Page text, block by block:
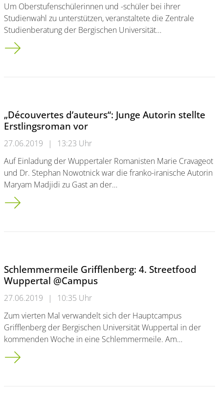
Um Oberstufenschülerinnen und -schüler bei ihrer
Studienwahl zu unterstützen, veranstaltete die Zentrale
Studienberatung der Bergischen Universität…
Langer Abend für Studieninteressierte
„Découvertes d’auteurs“: Junge Autorin stellte
Erstlingsroman vor
27.06.2019 |
13:23 Uhr
Auf Einladung der Wuppertaler Romanisten Marie Cravageot
und Dr. Stephan Nowotnick war die franko-iranische Autorin
Maryam Madjidi zu Gast an der…
„Découvertes d’auteurs“: Junge Autorin stellte Erstlingsroman
Schlemmermeile Grifflenberg: 4. Streetfood
Wuppertal @Campus
27.06.2019 |
10:35 Uhr
Zum vierten Mal verwandelt sich der Hauptcampus
Grifflenberg der Bergischen Universität Wuppertal in der
kommenden Woche in eine Schlemmermeile. Am…
Schlemmermeile Grifflenberg: 4. Streetfood Wuppertal